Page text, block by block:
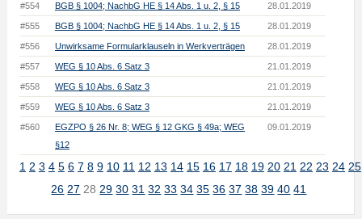
#554 BGB § 1004; NachbG HE § 14 Abs. 1 u. 2, § 15 28.01.2019
#555 BGB § 1004; NachbG HE § 14 Abs. 1 u. 2, § 15 28.01.2019
#556 Unwirksame Formularklauseln in Werkverträgen 28.01.2019
#557 WEG § 10 Abs. 6 Satz 3 21.01.2019
#558 WEG § 10 Abs. 6 Satz 3 21.01.2019
#559 WEG § 10 Abs. 6 Satz 3 21.01.2019
#560
EGZPO § 26 Nr. 8; WEG § 12 GKG § 49a; WEG
§12
09.01.2019
1 2 3 4 5 6 7 8 9 10 11 12 13 14 15 16 17 18 19 20 21 22 23 24 25
26 27 2829 30 31 32 33 34 35 36 37 38 39 40 41